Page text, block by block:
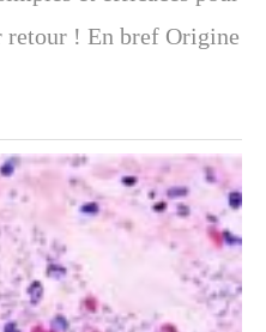
! En bref Origine